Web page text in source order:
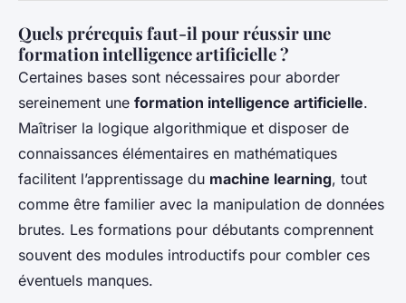
Quels prérequis faut-il pour réussir une
formation intelligence artificielle ?
Certaines bases sont nécessaires pour aborder
sereinement une formation intelligence artificielle.
Maîtriser la logique algorithmique et disposer de
connaissances élémentaires en mathématiques
facilitent l’apprentissage du machine learning, tout
comme être familier avec la manipulation de données
brutes. Les formations pour débutants comprennent
souvent des modules introductifs pour combler ces
éventuels manques.